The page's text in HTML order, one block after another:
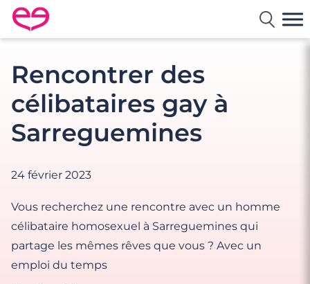
Rencontre en France avec Meetic
Rencontrer des
célibataires gay à
Sarreguemines
24 février 2023
Vous recherchez une rencontre avec un homme
célibataire homosexuel à Sarreguemines qui
partage les mêmes rêves que vous ? Avec un
emploi du temps